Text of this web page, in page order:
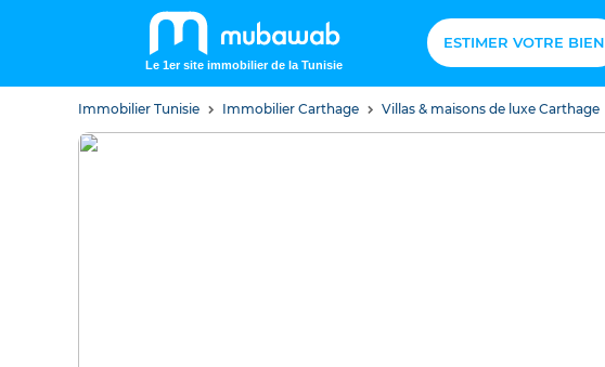
Le 1er site immobilier de la Tunisie
ESTIMER VOTRE BIEN
Immobilier Tunisie Immobilier Carthage Villas & maisons de luxe Carthage